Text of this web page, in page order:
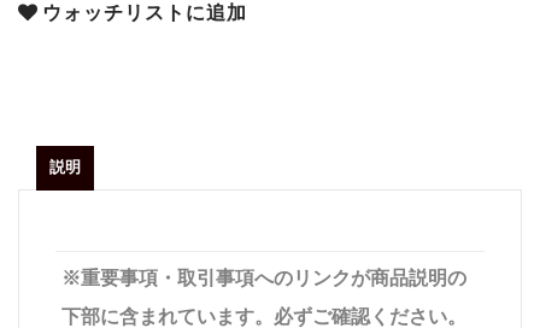
ウォッチリストに追加
説明
※重要事項・取引事項へのリンクが商品説明の
下部に含まれています。必ずご確認ください。